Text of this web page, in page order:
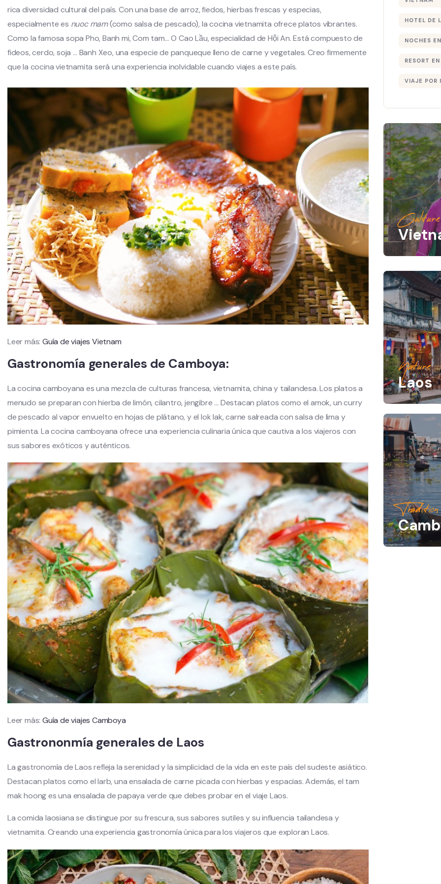
rica diversidad cultural del país. Con una base de arroz, fiedos, hierbas frescas y especias,
especialmente es nuoc mam(como salsa de pescado), la cocina vietnamita ofrece platos vibrantes.
Como la famosa sopa Pho, Banh mi, Com tam… O Cao Lầu, especialidad de Hội An. Está compuesto de
fideos, cerdo, soja … Banh Xeo, una especie de panqueque lleno de carne y vegetales. Creo firmemente
que la cocina vietnamita será una experiencia inolvidable cuando viajes a este país.
Leer más:Guía de viajes Vietnam
Gastronomía generales de Camboya:
La cocina camboyana es una mezcla de culturas francesa, vietnamita, china y tailandesa. Los platos a
menudo se preparan con hierba de limón, cilantro, jengibre … Destacan platos como el amok, un curry
de pescado al vapor envuelto en hojas de plátano, y el lok lak, carne salreada con salsa de lima y
pimienta. La cocina camboyana ofrece una experiencia culinaria única que cautiva a los viajeros con
sus sabores exóticos y auténticos.
Leer más:Guía de viajes Camboya
Gastrononmía generales de Laos
La gastronomía de Laos refleja la serenidad y la simplicidad de la vida en este país del sudeste asiático.
Destacan platos como el larb, una ensalada de carne picada con hierbas y espacias. Además, el tam
mak hoong es una ensalada de papaya verde que debes probar en el viaje Laos.
La comida laosiana se distingue por su frescura, sus sabores sutiles y su influencia tailandesa y
vietnamita. Creando una experiencia gastronomía única para los viajeros que exploran Laos.
HOTEL DE
NOCHES
RESORT
VIAJE POR
Culture
Nature
Laos
Tradition